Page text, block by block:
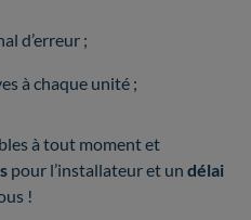
d’erreur ;
à chaque unité ;
à tout moment et
pour l’installateur et un délai
!